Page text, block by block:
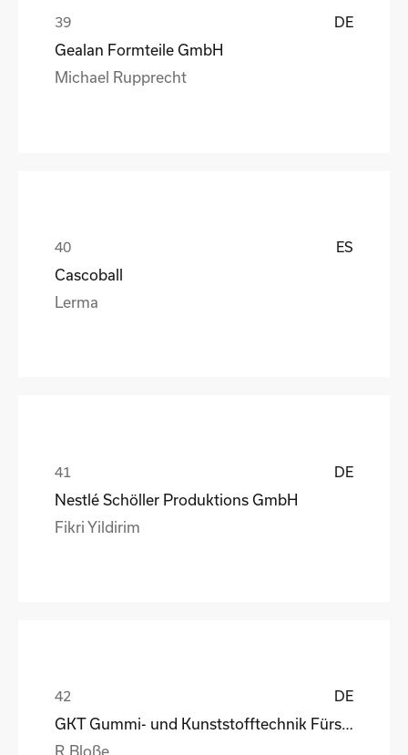
DE
Gealan Formteile GmbH
Michael Rupprecht
ES
Cascoball
Lerma
DE
Nestlé Schöller Produktions GmbH
Fikri Yildirim
DE
R.Bloße